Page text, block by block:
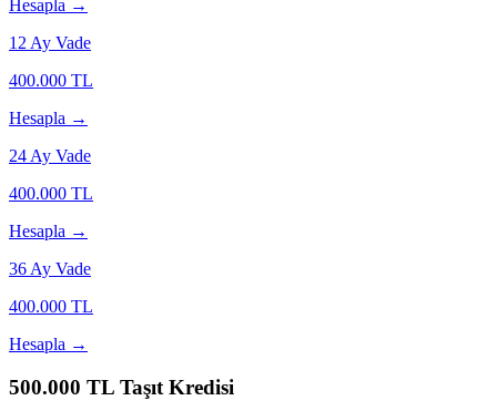
Hesapla →
12 Ay Vade
400.000 TL
Hesapla →
24 Ay Vade
400.000 TL
Hesapla →
36 Ay Vade
400.000 TL
Hesapla →
500.000 TL Taşıt Kredisi